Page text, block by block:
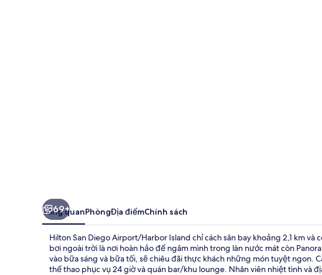
69+
Tổng quanPhòngĐịa điểmChính sách
Hilton San Diego Airport/Harbor Island chỉ cách sân bay khoảng 2,1 km và
bơi ngoài trời là nơi hoàn hảo để ngâm mình trong làn nước mát còn
vào bữa sáng và bữa tối, sẽ chiêu đãi thực khách những món tuyệt ngon.
thể thao phục vụ 24 giờ và quán bar/khu lounge. Nhân viên nhiệt tình và